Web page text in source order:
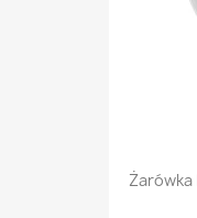
Żarówka